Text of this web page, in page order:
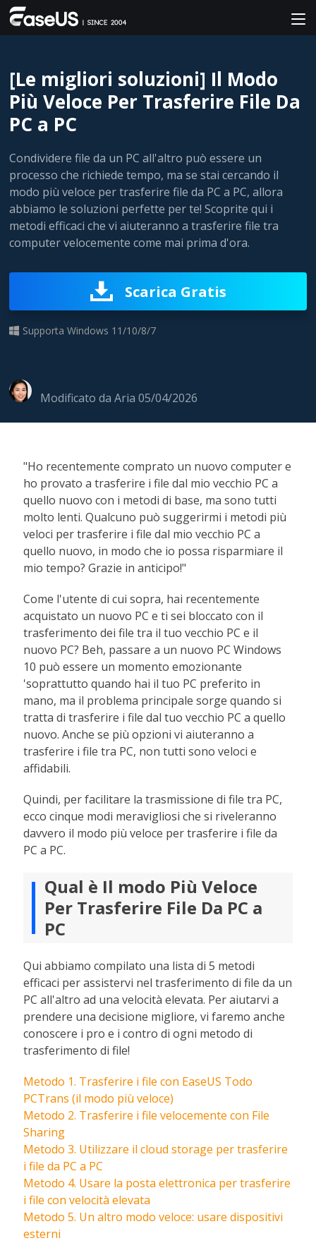
[Le migliori soluzioni] Il Modo
Più Veloce Per Trasferire File Da
PC a PC
Condividere file da un PC all'altro può essere un
processo che richiede tempo, ma se stai cercando il
modo più veloce per trasferire file da PC a PC, allora
abbiamo le soluzioni perfette per te! Scoprite qui i
metodi efficaci che vi aiuteranno a trasferire file tra
computer velocemente come mai prima d'ora.
Scarica Gratis
Supporta Windows 11/10/8/7
Modificato daAria 05/04/2026
"Ho recentemente comprato un nuovo computer e
ho provato a trasferire i file dal mio vecchio PC a
quello nuovo con i metodi di base, ma sono tutti
molto lenti. Qualcuno può suggerirmi i metodi più
veloci per trasferire i file dal mio vecchio PC a
quello nuovo, in modo che io possa risparmiare il
mio tempo? Grazie in anticipo!"
Come l'utente di cui sopra, hai recentemente
acquistato un nuovo PC e ti sei bloccato con il
trasferimento dei file tra il tuo vecchio PC e il
nuovo PC? Beh, passare a un nuovo PC Windows
10 può essere un momento emozionante
'soprattutto quando hai il tuo PC preferito in
mano, ma il problema principale sorge quando si
tratta di trasferire i file dal tuo vecchio PC a quello
nuovo. Anche se più opzioni vi aiuteranno a
trasferire i file tra PC, non tutti sono veloci e
affidabili.
Quindi, per facilitare la trasmissione di file tra PC,
ecco cinque modi meravigliosi che si riveleranno
davvero il modo più veloce per trasferire i file da
PC a PC.
Qual è Il modo Più Veloce
Per Trasferire File Da PC a
PC
Qui abbiamo compilato una lista di 5 metodi
efficaci per assistervi nel trasferimento di file da un
PC all'altro ad una velocità elevata. Per aiutarvi a
prendere una decisione migliore, vi faremo anche
conoscere i pro e i contro di ogni metodo di
trasferimento di file!
Metodo 1. Trasferire i file con EaseUS Todo
PCTrans (il modo più veloce)
Metodo 2. Trasferire i file velocemente con File
Sharing
Metodo 3. Utilizzare il cloud storage per trasferire
i file da PC a PC
Metodo 4. Usare la posta elettronica per trasferire
i file con velocità elevata
Metodo 5. Un altro modo veloce: usare dispositivi
esterni